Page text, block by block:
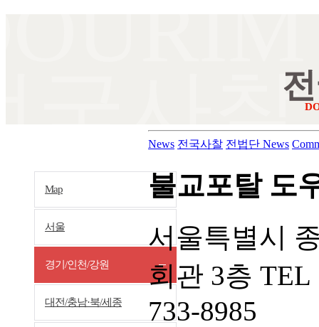
국사찰
Map
서울
경기/인천/강원
대전/충남·북/세종
News 전국사찰 전법단 News
불교포탈 도
서울특별시
회관 3층
733-8985